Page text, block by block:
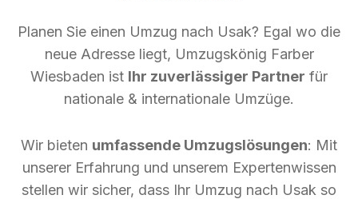
Planen Sie einen Umzug nach Usak? Egal wo die
neue Adresse liegt, Umzugskönig Farber
Wiesbaden ist Ihr zuverlässiger Partner für
nationale & internationale Umzüge.
Wir bieten umfassende Umzugslösungen: Mit
unserer Erfahrung und unserem Expertenwissen
stellen wir sicher, dass Ihr Umzug nach Usak so